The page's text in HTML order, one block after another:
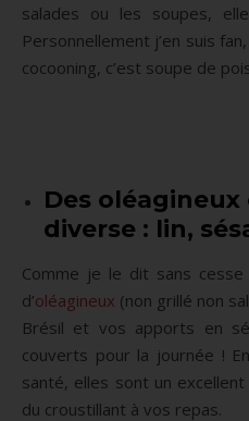
salades ou les soupes,
Personnellement j’en suis
cocooning, c’est soupe de
Des
diverse : lin,
Comme je le dit sans
d’oléagineux (non grillé non
Brésil et vos apports en
couverts pour la journée !
santé, elles sont un
du croustillant à vos repas.